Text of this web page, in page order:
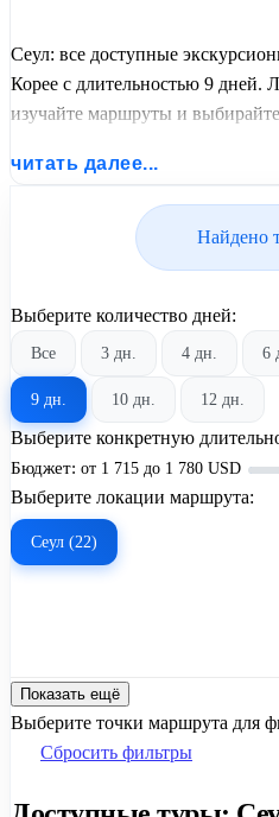
Сеул: все доступные
Корее с длительностью 9 дней.
изучайте маршруты и
United Travel Systems.
читать далее...
Найдено
Выберите количество дней:
Все 3 дн. 4 дн. 6
9 дн. 10 дн. 12 дн.
Выберите конкретную
Бюджет: от 1 715 до 1 780 USD
Выберите локации маршрута:
Сеул (22)
Показать ещё
Выберите точки маршрута для
Сбросить фильтры